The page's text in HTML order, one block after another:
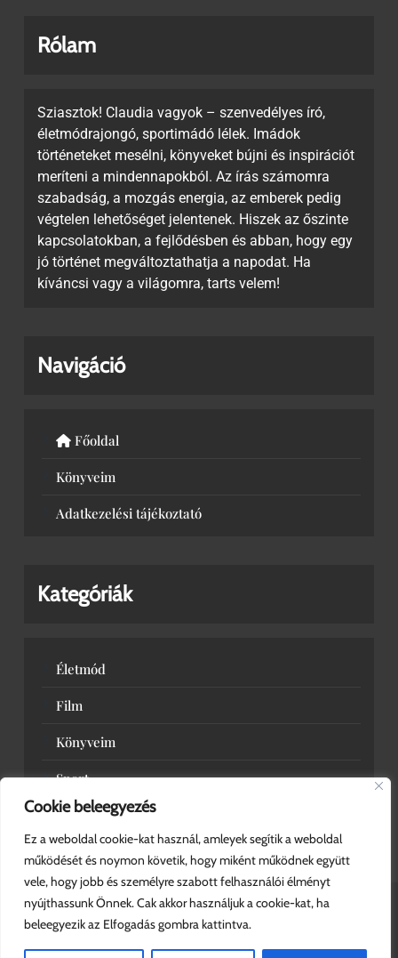
Cookie beleegyezés
Ez a weboldal cookie-kat használ, amleyek segítik a weboldal
működését és noymon követik, hogy miként működnek együtt
vele, hogy jobb és személyre szabott felhasználói élményt
nyújthassunk Önnek. Cak akkor használjuk a cookie-kat, ha
beleegyezik az Elfogadás gombra kattintva.
Rólam
Sziasztok! Claudia vagyok – szenvedélyes író,
életmódrajongó, sportimádó lélek. Imádok
történeteket mesélni, könyveket bújni és inspirációt
meríteni a mindennapokból. Az írás számomra
szabadság, a mozgás energia, az emberek pedig
végtelen lehetőséget jelentenek. Hiszek az őszinte
kapcsolatokban, a fejlődésben és abban, hogy egy
jó történet megváltoztathatja a napodat. Ha
kíváncsi vagy a világomra, tarts velem!
Navigáció
Főoldal
Könyveim
Adatkezelési tájékoztató
Kategóriák
Életmód
Film
Könyveim
Sport
Zene